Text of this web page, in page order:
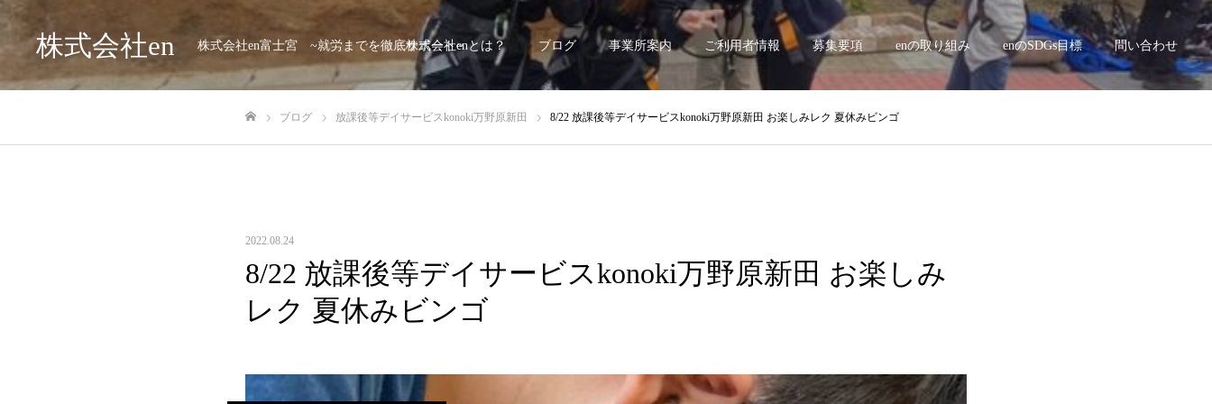
株式会社en 株式会社en富士宮 ~就労までを徹底サポート~
株式会社enとは？ ブログ 事業所案内 ご利用者情報 募集要項 enの取り組み enのSDGs目標 問い合わせ
ブログ 放課後等デイサービスkonoki万野原新田 8/22 放課後等デイサービスkonoki万野原新田 お楽しみレク 夏休みビンゴ
2022.08.24
8/22 放課後等デイサービスkonoki万野原新田 お楽しみ
レク 夏休みビンゴ